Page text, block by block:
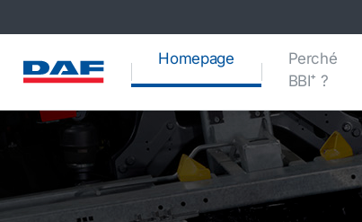
Homepage(current)Perché
BBI⁺ ?